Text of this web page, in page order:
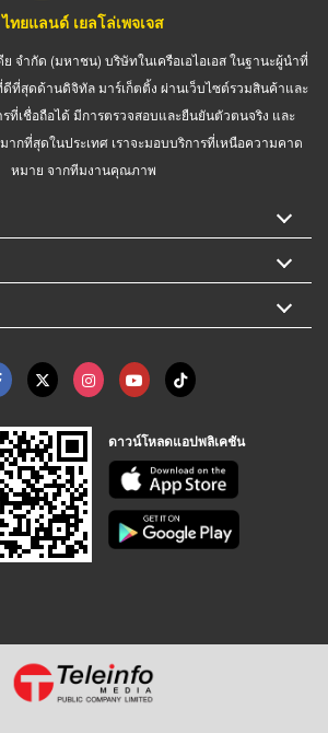
ไทยแลนด์ เยลโล่เพจเจส
จำกัด (มหาชน) บริษัทในเครือเอไอเอส ในฐานะผู้นำที่
ที่สุดด้านดิจิทัล มาร์เก็ตติ้ง ผ่านเว็บไซต์รวมสินค้าและ
ที่เชื่อถือได้ มีการตรวจสอบและยืนยันตัวตนจริง และ
กที่สุดในประเทศ เราจะมอบบริการที่เหนือความคาด
หมาย จากทีมงานคุณภาพ
ดาวน์โหลดแอปพลิเคชัน